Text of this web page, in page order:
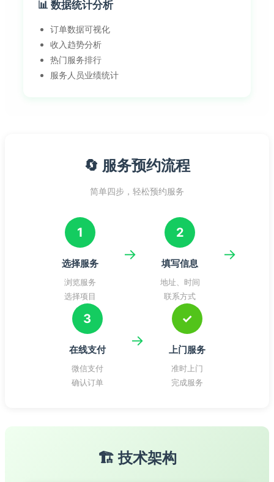
📊 数据统计分析
订单数据可视化
收入趋势分析
热门服务排行
服务人员业绩统计
🔄 服务预约流程
简单四步，轻松预约服务
1
选择服务
浏览服务
选择项目
→
2
填写信息
地址、时间
联系方式
→
3
在线支付
微信支付
确认订单
→
✓
上门服务
准时上门
完成服务
🏗️ 技术架构